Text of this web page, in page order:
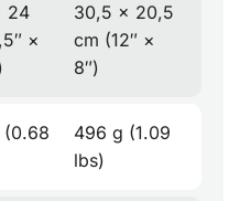
24
×
30,5 × 20,5
cm (12″ ×
8″)
(0.68
496 g (1.09
lbs)